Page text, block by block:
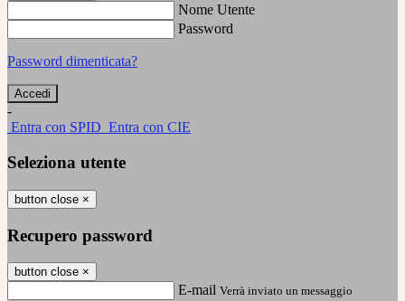
Nome Utente
Password
Password dimenticata?
-
Entra con SPID Entra con CIE
Seleziona utente
button close ×
Recupero password
button close ×
E-mail Verrà inviato un messaggio